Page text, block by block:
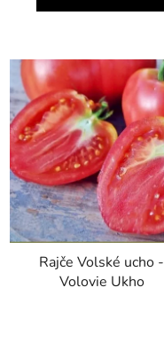
Rajče Volské ucho -
Volovie Ukho